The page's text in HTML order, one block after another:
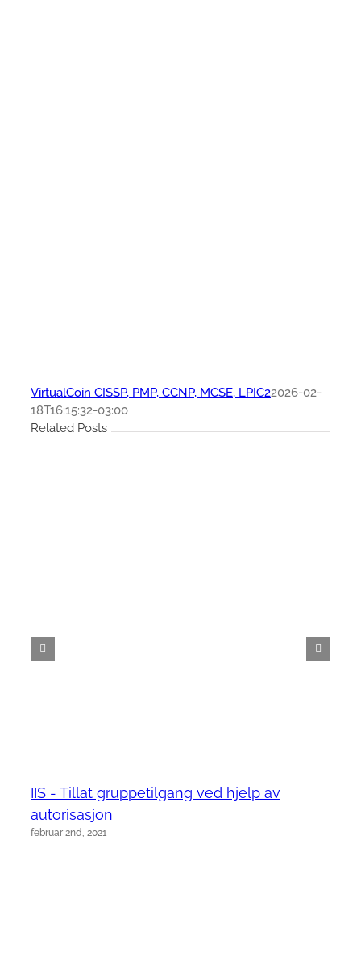
VirtualCoin CISSP, PMP, CCNP, MCSE, LPIC22026-02-
18T16:15:32-03:00
Related Posts
IIS - Tillat gruppetilgang ved hjelp av
autorisasjon
februar 2nd, 2021